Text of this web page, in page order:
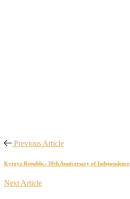
Previous Article
Kyrgyz Republic: 30th Anniversary of Independence
Next Article